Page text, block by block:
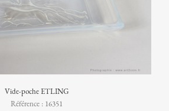
Vide-poche ETLING
Référence : 16351